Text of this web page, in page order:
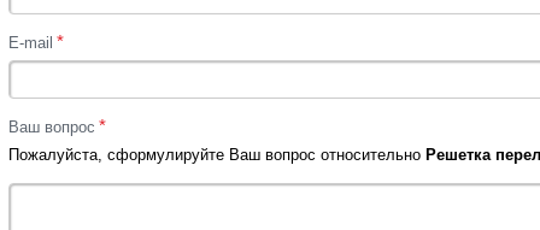
E-mail *
Ваш вопрос *
Пожалуйста, сформулируйте Ваш вопрос относительно Решетка